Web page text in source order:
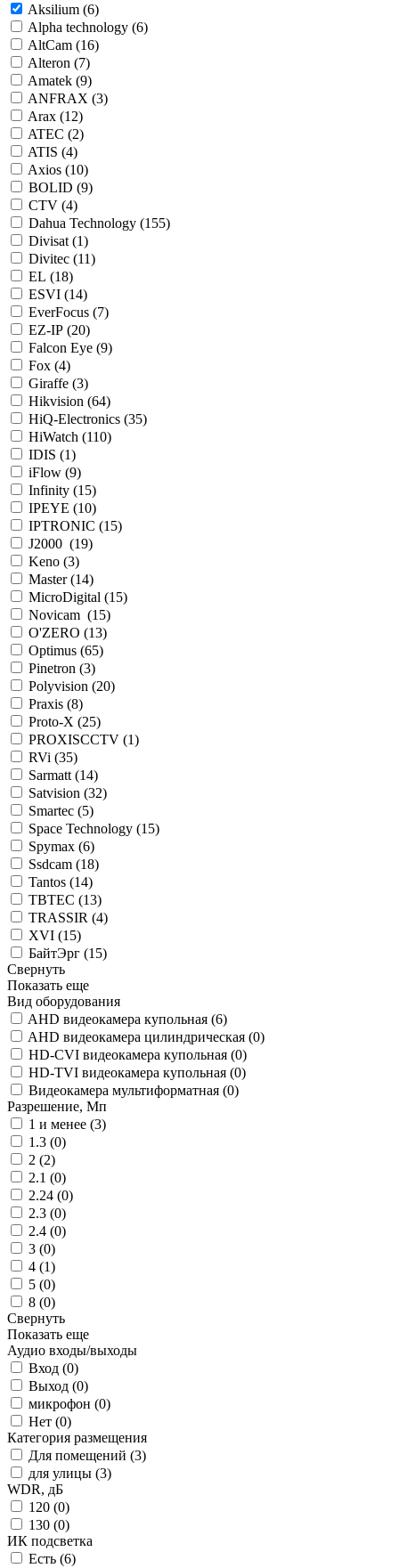
Aksilium (6)
Alpha technology (6)
AltCam (16)
Alteron (7)
Amatek (9)
ANFRAX (3)
Arax (12)
ATEC (2)
ATIS (4)
Axios (10)
BOLID (9)
CTV (4)
Dahua Technology (155)
Divisat (1)
Divitec (11)
EL (18)
ESVI (14)
EverFocus (7)
EZ-IP (20)
Falcon Eye (9)
Fox (4)
Giraffe (3)
Hikvision (64)
HiQ-Electronics (35)
HiWatch (110)
IDIS (1)
iFlow (9)
Infinity (15)
IPEYE (10)
IPTRONIC (15)
J2000 (19)
Keno (3)
Master (14)
MicroDigital (15)
Novicam (15)
O'ZERO (13)
Optimus (65)
Pinetron (3)
Polyvision (20)
Praxis (8)
Proto-X (25)
PROXISCCTV (1)
RVi (35)
Sarmatt (14)
Satvision (32)
Smartec (5)
Space Technology (15)
Spymax (6)
Ssdcam (18)
Tantos (14)
TBTEC (13)
TRASSIR (4)
XVI (15)
БайтЭрг (15)
Свернуть
Показать еще
Вид оборудования
AHD видеокамера купольная (6)
AHD видеокамера цилиндрическая (0)
HD-CVI видеокамера купольная (0)
HD-TVI видеокамера купольная (0)
Видеокамера мультиформатная (0)
Разрешение, Мп
1 и менее (3)
1.3 (0)
2 (2)
2.1 (0)
2.24 (0)
2.3 (0)
2.4 (0)
3 (0)
4 (1)
5 (0)
8 (0)
Свернуть
Показать еще
Аудио входы/выходы
Вход (0)
Выход (0)
микрофон (0)
Нет (0)
Категория размещения
Для помещений (3)
для улицы (3)
WDR, дБ
120 (0)
130 (0)
ИК подсветка
Есть (6)